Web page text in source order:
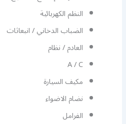
النظم الكهربائية
الضباب الدخاني / انبعاثات
العادم / نظام
A / C
مكيف السيارة
نضام الاضواء
الفرامل